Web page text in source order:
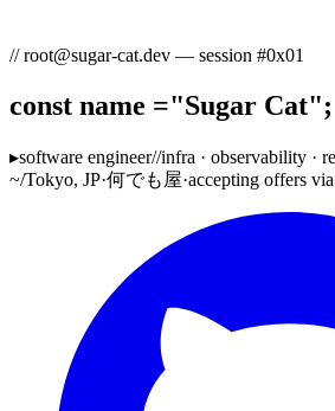
// root@sugar-cat.dev — session #0x01
const name ="Sugar Cat";
▸software engineer//ご依頼
~/Tokyo, JP·何でも屋·accepting offers via